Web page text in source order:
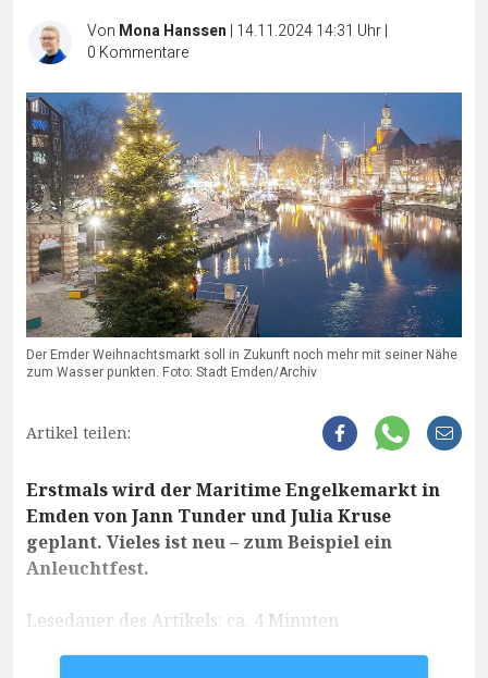
Von Mona Hanssen | 14.11.2024 14:31 Uhr|
0 Kommentare
Der Emder Weihnachtsmarkt soll in Zukunft noch mehr mit seiner Nähe
zum Wasser punkten. Foto: Stadt Emden/Archiv
Artikel teilen:
Erstmals wird der Maritime Engelkemarkt in
Emden von Jann Tunder und Julia Kruse
geplant. Vieles ist neu – zum Beispiel ein
Anleuchtfest.
Lesedauer des Artikels: ca. 4 Minuten